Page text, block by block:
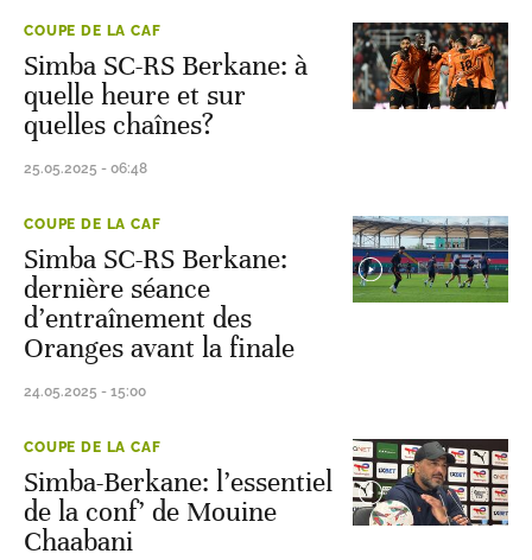
COUPE DE LA CAF
Simba SC-RS Berkane: à
quelle heure et sur
quelles chaînes?
25.05.2025 - 06:48
COUPE DE LA CAF
Simba SC-RS Berkane:
dernière séance
d’entraînement des
Oranges avant la finale
24.05.2025 - 15:00
COUPE DE LA CAF
Simba-Berkane: l’essentiel
de la conf’ de Mouine
Chaabani